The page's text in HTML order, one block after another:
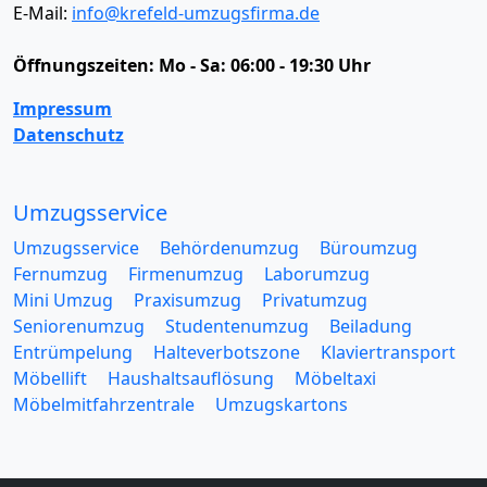
E-Mail: info@krefeld-umzugsfirma.de
Öffnungszeiten: Mo - Sa: 06:00 - 19:30 Uhr
Impressum
Datenschutz
Umzugsservice
Umzugsservice Behördenumzug
Büroumzug
Fernumzug
Firmenumzug
Laborumzug
Mini Umzug
Praxisumzug
Privatumzug
Seniorenumzug
Studentenumzug
Beiladung
Entrümpelung
Halteverbotszone
Klaviertransport
Möbellift
Haushaltsauflösung
Möbeltaxi
Möbelmitfahrzentrale
Umzugskartons